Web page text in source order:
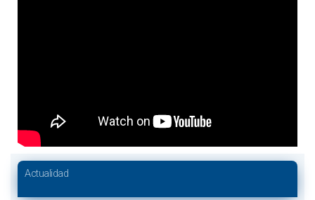
Actualidad